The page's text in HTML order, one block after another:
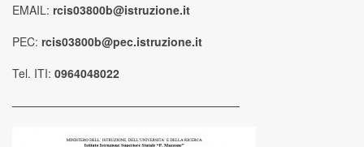
EMAIL: rcis03800b@istruzione.it
PEC: rcis03800b@pec.istruzione.it
Tel. ITI: 0964048022
————————————————————